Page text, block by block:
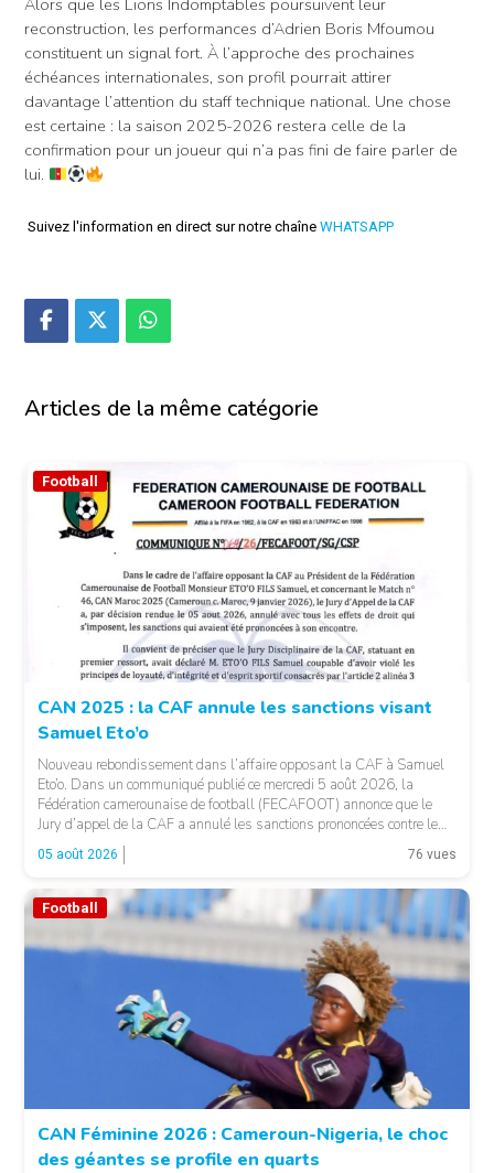
Alors que les Lions Indomptables poursuivent leur
reconstruction, les performances d’Adrien Boris Mfoumou
constituent un signal fort. À l’approche des prochaines
échéances internationales, son profil pourrait attirer
davantage l’attention du staff technique national. Une chose
est certaine : la saison 2025-2026 restera celle de la
confirmation pour un joueur qui n’a pas fini de faire parler de
lui.
Suivez l'information en direct sur notre chaîne WHATSAPP
Articles de la même catégorie
© Fecafoot
Football
CAN 2025 : la CAF annule les sanctions visant
Samuel Eto’o
Nouveau rebondissement dans l’affaire opposant la CAF à Samuel
Eto’o. Dans un communiqué publié ce mercredi 5 août 2026, la
Fédération camerounaise de football (FECAFOOT) annonce que le
Jury d’appel de la CAF a annulé les sanctions prononcées contre le
président de la fédération camerounaise. Le dossier concernait les
incidents survenus lors du match Cameroun-Maroc […]
05 août 2026 76 vues
Football
CAN Féminine 2026 : Cameroun-Nigeria, le choc
des géantes se profile en quarts